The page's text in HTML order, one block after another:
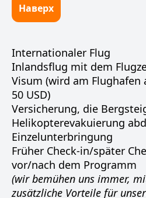
Наверх
Internationaler Flug
Inlandsflug mit dem
Visum (wird am Flughafen
50 USD)
Versicherung, die
Helikopterevakuierung
Einzelunterbringung
Früher Check-in/später
vor/nach dem Programm
(wir bemühen uns immer,
zusätzliche Vorteile für